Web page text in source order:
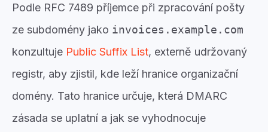
Podle RFC 7489 příjemce při zpracování pošty
ze subdomény jako invoices.example.com
konzultuje Public Suffix List, externě udržovaný
registr, aby zjistil, kde leží hranice organizační
domény. Tato hranice určuje, která DMARC
zásada se uplatní a jak se vyhodnocuje